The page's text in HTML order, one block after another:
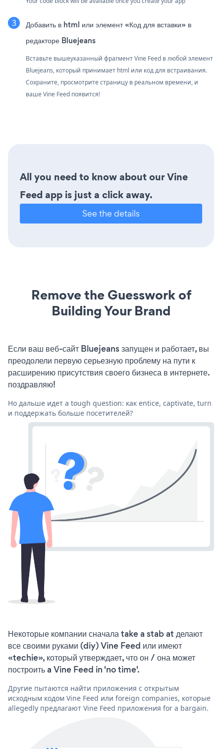
Добавить в html или элемент «Код для вставки» в
редакторе Bluejeans
Вставьте вышеуказанный фрагмент Vine Feed в любой элемент
Bluejeans, который принимает html или код для встраивания.
Сохраните, просмотрите страницу в реальном времени, и
ваше Vine Feed появится!
All you need to know about our Vine
Feed app is just a click away.
See the details
Remove the Guesswork of
Building Your Brand
Если ваш веб-сайт Bluejeans запущен и работает, вы
преодолели первую серьезную проблему на пути к
расширению присутствия своего бизнеса в интернете.
поздравляю!
Но дальше идет a tough question: как entice, captivate, turn
и поддержать больше посетителей?
Некоторые компании сначала take a stab at делают
все своими руками (diy) Vine Feed или имеют
«techie», который утверждает, что он / она может
построить a Vine Feed in 'no time'.
Другие пытаются найти приложения с открытым
исходным кодом Vine Feed или foreign companies, которые
allegedly предлагают Vine Feed приложения for a bargain.